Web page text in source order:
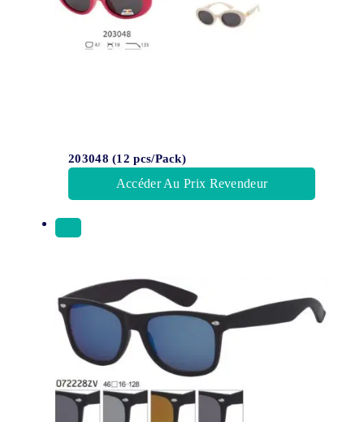
203048 (12 pcs/Pack)
Accéder Au Prix Revendeur